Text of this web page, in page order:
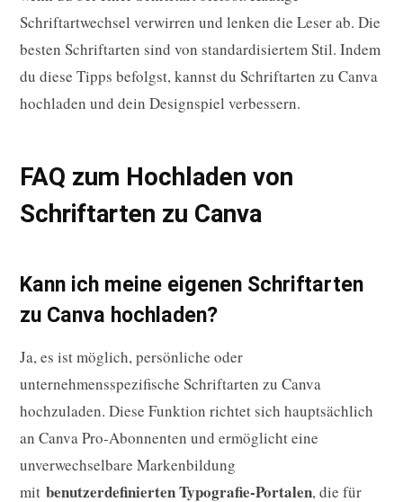
Schriftartwechsel verwirren und lenken die Leser ab. Die
besten Schriftarten sind von standardisiertem Stil. Indem
du diese Tipps befolgst, kannst du Schriftarten zu Canva
hochladen und dein Designspiel verbessern.
FAQ zum Hochladen von
Schriftarten zu Canva
Kann ich meine eigenen Schriftarten
zu Canva hochladen?
Ja, es ist möglich, persönliche oder
unternehmensspezifische Schriftarten zu Canva
hochzuladen. Diese Funktion richtet sich hauptsächlich
an Canva Pro-Abonnenten und ermöglicht eine
unverwechselbare Markenbildung
mit benutzerdefinierten Typografie-Portalen, die für